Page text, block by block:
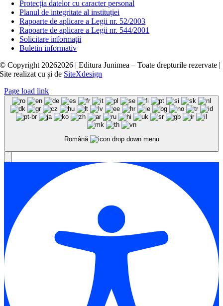
Protecția datelor cu caracter personal
Planul de integritate al instituției
Rapoarte de aplicare a Legii nr. 52/2003
Rapoarte de aplicare a Legii nr. 544/2001
Solicitare informații
Buletin informativ
© Copyright 20262026 | Editura Junimea – Toate drepturile rezervate |
Site realizat cușide SiteXdesign
Page load link
Română